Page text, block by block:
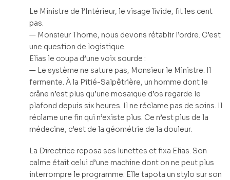
Le Ministre de l’Intérieur, le visage livide, fit les cent
pas.
— Monsieur Thorne, nous devons rétablir l’ordre. C’est
une question de logistique.
Elias le coupa d’une voix sourde :
— Le système ne sature pas, Monsieur le Ministre. Il
fermente. À la Pitié-Salpêtrière, un homme dont le
crâne n’est plus qu’une mosaïque d’os regarde le
plafond depuis six heures. Il ne réclame pas de soins. Il
réclame une fin qui n’existe plus. Ce n’est plus de la
médecine, c’est de la géométrie de la douleur.
La Directrice reposa ses lunettes et fixa Elias. Son
calme était celui d’une machine dont on ne peut plus
interrompre le programme. Elle tapota un stylo sur son